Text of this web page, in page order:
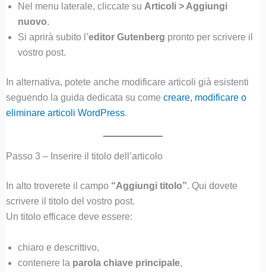
Nel menu laterale, cliccate su Articoli > Aggiungi
nuovo.
Si aprirà subito l’editor Gutenberg pronto per scrivere il
vostro post.
In alternativa, potete anche modificare articoli già esistenti
seguendo la guida dedicata su come creare, modificare o
eliminare articoli WordPress.
Passo 3 – Inserire il titolo dell’articolo
In alto troverete il campo “Aggiungi titolo”. Qui dovete
scrivere il titolo del vostro post.
Un titolo efficace deve essere:
chiaro e descrittivo,
contenere la parola chiave principale,